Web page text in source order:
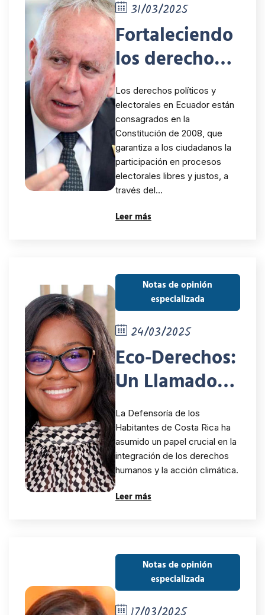
31/03/2025
Fortaleciendo
los derechos
políticos y
electorales en
Ecuador:
Avances y
desafíos para
una
democracia
Los derechos políticos y
electorales en Ecuador están
consagrados en la
Constitución de 2008, que
garantiza a los ciudadanos la
participación en procesos
electorales libres y justos, a
través del…
Leer más
Notas de opinión
especializada
24/03/2025
Eco-Derechos:
Un Llamado
desde la
Defensoría de
los Habitantes
de Costa Rica
La Defensoría de los
Habitantes de Costa Rica ha
asumido un papel crucial en la
integración de los derechos
humanos y la acción climática.
Leer más
Notas de opinión
especializada